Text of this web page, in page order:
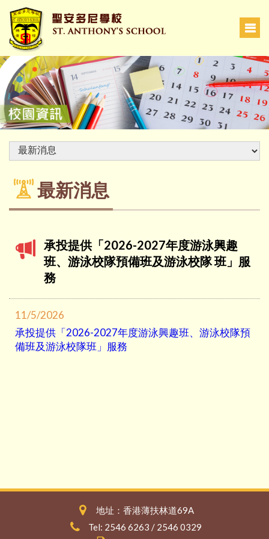
最新消息
承投提供「2026-2027年度游泳興趣
班、游泳校隊預備班及游泳校隊 班」服
務
11/5/2026
承投提供「2026-2027年度游泳興趣班、游泳校隊預
備班及游泳校隊班」服務
地址：香港薄扶林道69A
Tel: 2546 6263 / 2546 0329